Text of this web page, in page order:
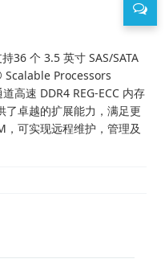
36 个 3.5 英寸 SAS/SATA
Processors
高速 DDR4 REG-ECC 内存
了卓越的扩展能力，满足更
可实现远程维护，管理及